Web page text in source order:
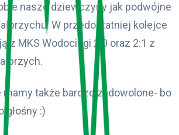
nasze dziewczyny jak podwójne
W przedostatniej kolejce
z MKS Wodociągi 2:0 oraz 2:1 z
także bardzo zadowolone- bo
głośny :)